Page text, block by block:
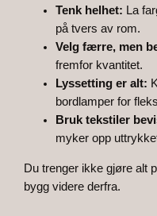
Tenk helhet: La
på tvers av rom.
Velg færre, men
fremfor kvantitet.
Lyssetting er alt:
bordlamper for
Bruk tekstiler
myker opp
Du trenger ikke gjøre alt
bygg videre derfra.